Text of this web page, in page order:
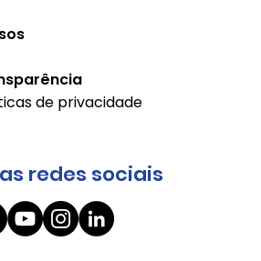
redes sociais
de privacidade